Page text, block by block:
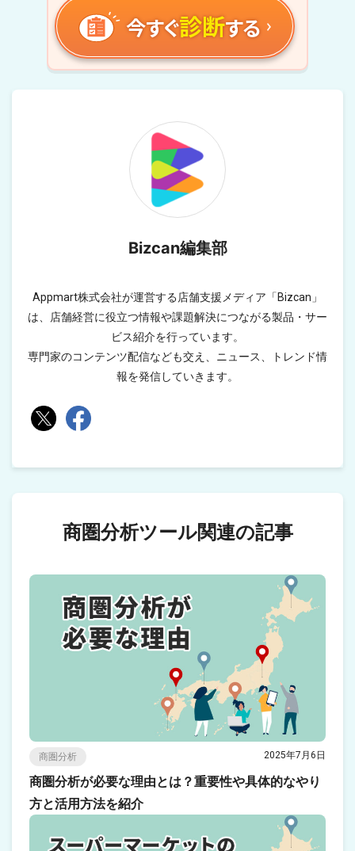
今すぐ診断する
Bizcan編集部
Appmart株式会社が運営する店舗支援メディア「Bizcan」
は、店舗経営に役立つ情報や課題解決につながる製品・サー
ビス紹介を行っています。
専門家のコンテンツ配信なども交え、ニュース、トレンド情
報を発信していきます。
商圏分析ツール関連の記事
商圏分析 2025年7月6日
商圏分析が必要な理由とは？重要性や具体的なやり
方と活用方法を紹介